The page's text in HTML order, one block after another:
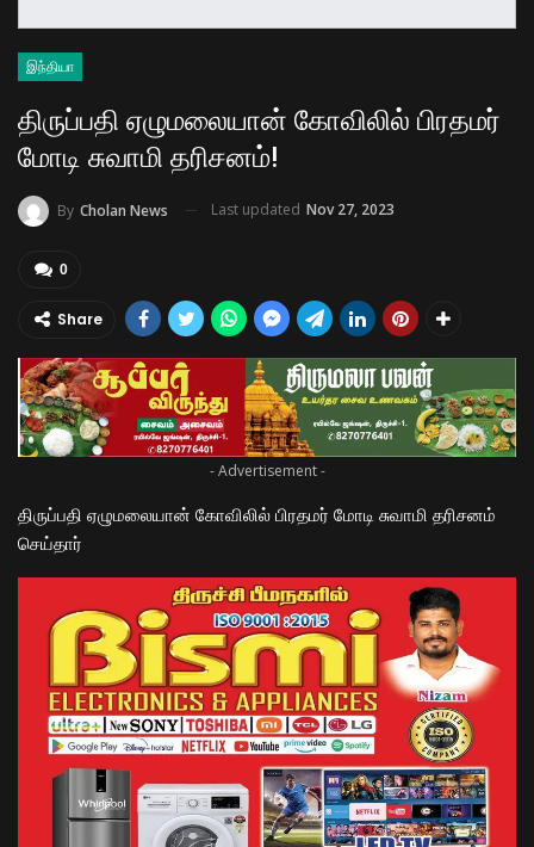
இந்தியா
திருப்பதி ஏழுமலையான் கோவிலில் பிரதமர்
மோடி சுவாமி தரிசனம்!
By Cholan News Last updated Nov 27, 2023
0
Share
- Advertisement -
திருப்பதி ஏழுமலையான் கோவிலில் பிரதமர் மோடி சுவாமி தரிசனம்
செய்தார்